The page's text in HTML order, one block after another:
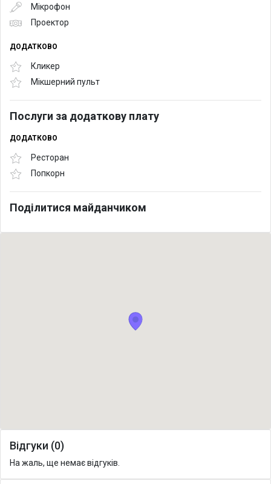
Мікрофон
Проектор
ДОДАТКОВО
Кликер
Мікшерний пульт
Послуги за додаткову плату
ДОДАТКОВО
Ресторан
Попкорн
Поділитися майданчиком
Відгуки (0)
На жаль, ще немає відгуків.